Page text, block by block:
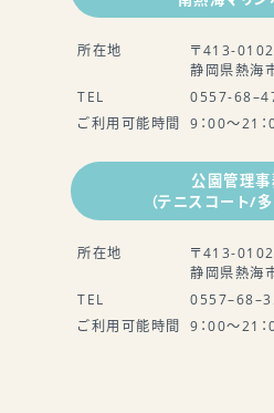
所在地
〒413-0102
静岡県熱海
TEL
0557-
ご利用可能時間
9：00～21：
公園管理
（テニスコート/
所在地
〒413-0102
静岡県熱海
TEL
ご利用可能時間
9：00～21：